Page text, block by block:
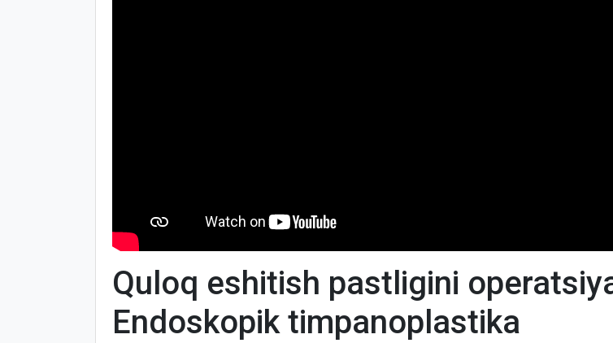
Quloq eshitish pastligini
Endoskopik timpanoplastika